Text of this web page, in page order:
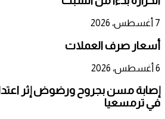
7 أغسطس، 2026
أسعار صرف العملات
6 أغسطس، 2026
إصابة مسن بجروح ورضوض إثر
في ترمسعيا